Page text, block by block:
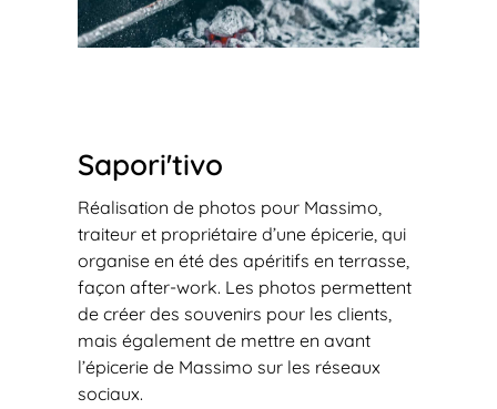
Sapori'tivo
Réalisation de photos pour Massimo,
traiteur et propriétaire d’une épicerie, qui
organise en été des apéritifs en terrasse,
façon after-work. Les photos permettent
de créer des souvenirs pour les clients,
mais également de mettre en avant
l’épicerie de Massimo sur les réseaux
sociaux.